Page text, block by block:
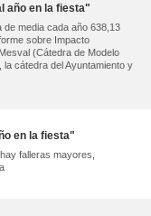
año en la fiesta"
de media cada año 638,13
sobre Impacto
(Cátedra de Modelo
la cátedra del Ayuntamiento y
en la fiesta"
falleras mayores,